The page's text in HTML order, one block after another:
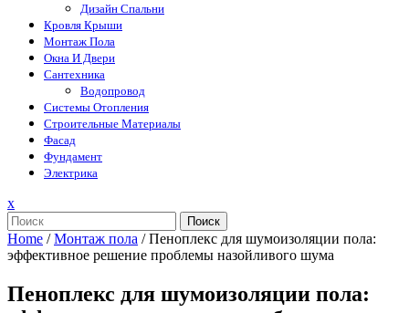
Дизайн Спальни
Кровля Крыши
Монтаж Пола
Окна И Двери
Сантехника
Водопровод
Системы Отопления
Строительные Материалы
Фасад
Фундамент
Электрика
xЗакрыть
меню
Поиск
Home /Монтаж пола /Пеноплекс для шумоизоляции пола:
эффективное решение проблемы назойливого шума
Пеноплекс для шумоизоляции пола: